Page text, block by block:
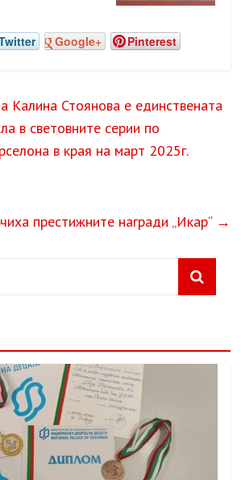
Google+ Pinterest
Калина Стоянова е единствената
в световните серии по
в края на март 2025г.
престижните награди „Икар“ →